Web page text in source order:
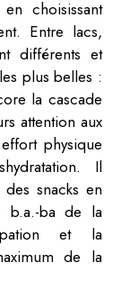
choisissant
Entre lacs,
différents et
plus belles :
la cascade
attention aux
physique
Il
snacks en
b.a.-ba de la
et la
de la